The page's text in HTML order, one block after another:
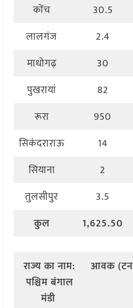
कोंच 30.5
लालगंज
2.4
माधोगढ़
30
पुखरायां
82
रूरा
950
सिकंदराराऊ
14
सियाना
2
तुलसीपुर
3.5
कुल
1,625.50
राज्यकानाम:
पश्चिमबंगाल
मंडी
आवक (टन